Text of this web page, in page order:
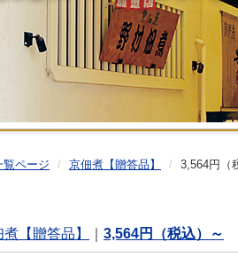
覧ページ 京佃煮【贈答品】 3,564円（
【贈答品】 3,564円（税込）～